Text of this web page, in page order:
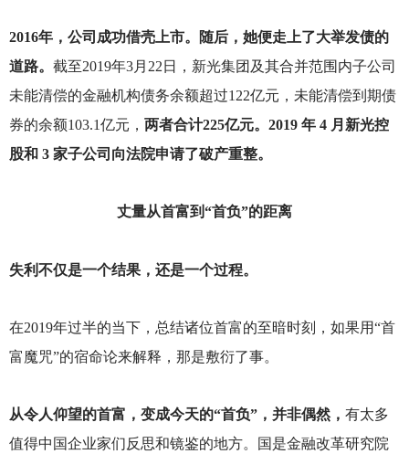
2016年，公司成功借壳上市。随后，她便走上了大举发债的
道路。 截至2019年3月22日，新光集团及其合并范围内子公司
未能清偿的金融机构债务余额超过122亿元，未能清偿到期债
券的余额103.1亿元， 两者合计225亿元。2019 年 4 月新光控
股和 3 家子公司向法院申请了破产重整。
丈量从首富到“首负”的距离
失利不仅是一个结果，还是一个过程。
在2019年过半的当下，总结诸位首富的至暗时刻，如果用“首
富魔咒”的宿命论来解释，那是敷衍了事。
从令人仰望的首富，变成今天的“首负”，并非偶然， 有太多
值得中国企业家们反思和镜鉴的地方。国是金融改革研究院